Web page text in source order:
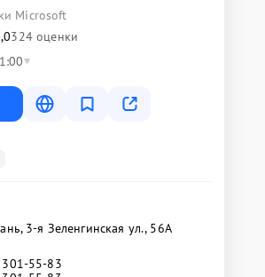
Microsoft
324 оценки
3-я Зеленгинская ул., 56А
301-55-83